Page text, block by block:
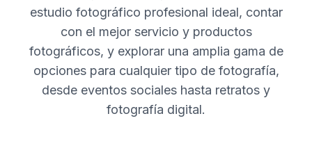
estudio fotográfico profesional ideal, contar
con el mejor servicio y productos
fotográficos, y explorar una amplia gama de
opciones para cualquier tipo de fotografía,
desde eventos sociales hasta retratos y
fotografía digital.